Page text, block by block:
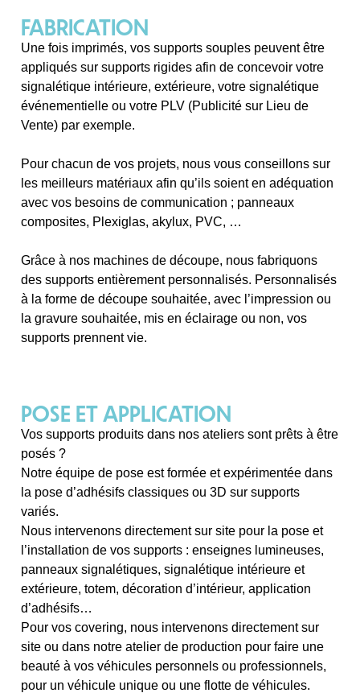
FABRICATION
Une fois imprimés, vos supports souples peuvent être
appliqués sur supports rigides afin de concevoir votre
signalétique intérieure, extérieure, votre signalétique
événementielle ou votre PLV (Publicité sur Lieu de
Vente) par exemple.
Pour chacun de vos projets, nous vous conseillons sur
les meilleurs matériaux afin qu’ils soient en adéquation
avec vos besoins de communication ; panneaux
composites, Plexiglas, akylux, PVC, …
Grâce à nos machines de découpe, nous fabriquons
des supports entièrement personnalisés. Personnalisés
à la forme de découpe souhaitée, avec l’impression ou
la gravure souhaitée, mis en éclairage ou non, vos
supports prennent vie.
POSE ET APPLICATION
Vos supports produits dans nos ateliers sont prêts à être
posés ?
Notre équipe de pose est formée et expérimentée dans
la pose d’adhésifs classiques ou 3D sur supports
variés.
Nous intervenons directement sur site pour la pose et
l’installation de vos supports : enseignes lumineuses,
panneaux signalétiques, signalétique intérieure et
extérieure, totem, décoration d’intérieur, application
d’adhésifs…
Pour vos covering, nous intervenons directement sur
site ou dans notre atelier de production pour faire une
beauté à vos véhicules personnels ou professionnels,
pour un véhicule unique ou une flotte de véhicules.